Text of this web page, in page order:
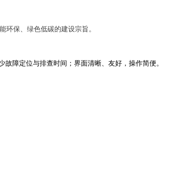
环保、绿色低碳的建设宗旨。
障定位与排查时间；界面清晰、友好，操作简便。